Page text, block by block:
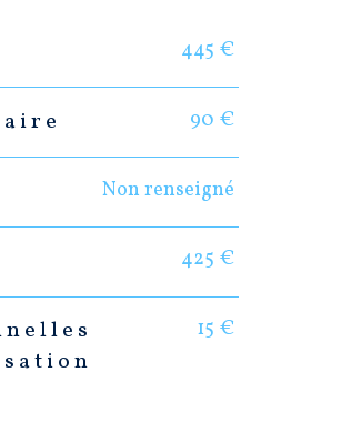
445 €
90 €
Non renseigné
425 €
15 €